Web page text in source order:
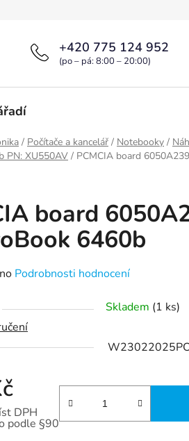
+420 775 124 952
(po – pá: 8:00 – 20:00)
/ Počítače a kancelář / Notebooky /
PN: XU550AV / PCMCIA board
board
6460b
Podrobnosti hodnocení
Skladem (1 ks)
DPH
podle §90